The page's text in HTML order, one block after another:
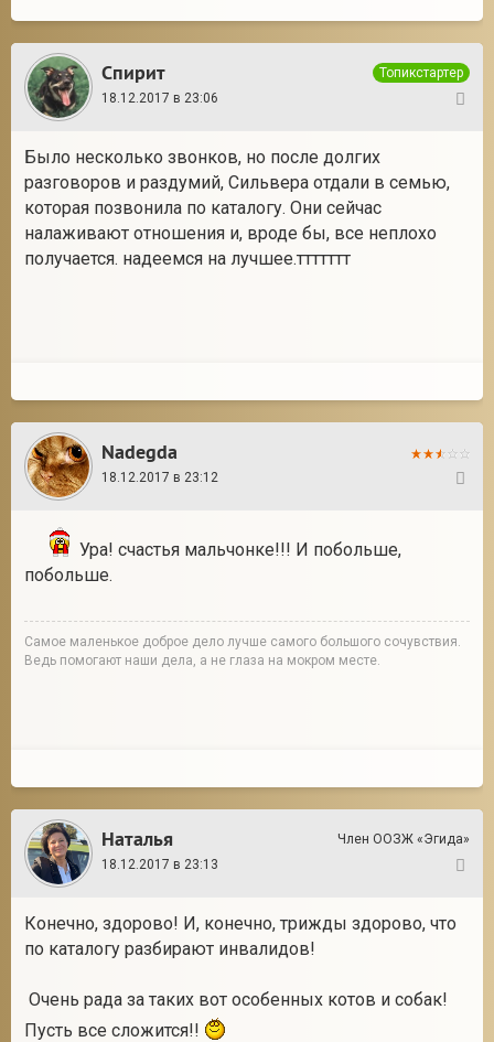
Спирит
Топикстартер
18.12.2017 в 23:06
Было несколько звонков, но после долгих
разговоров и раздумий, Сильвера отдали в семью,
которая позвонила по каталогу. Они сейчас
налаживают отношения и, вроде бы, все неплохо
получается. надеемся на лучшее.ттттттт
Nadegda
18.12.2017 в 23:12
Ура! счастья мальчонке!!! И побольше,
побольше.
Cамое маленькое доброе дело лучше самого большого сочувствия.
Ведь помогают наши дела, а не глаза на мокром месте.
Наталья
Член ООЗЖ «Эгида»
18.12.2017 в 23:13
Конечно, здорово! И, конечно, трижды здорово, что
по каталогу разбирают инвалидов!
Очень рада за таких вот особенных котов и собак!
Пусть все сложится!!